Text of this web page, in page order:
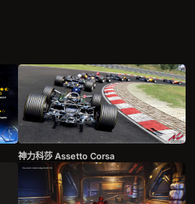
神力科莎 Assetto Corsa